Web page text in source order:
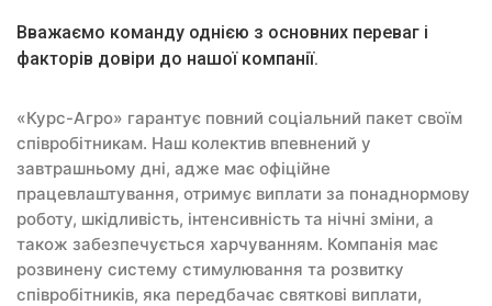
Вважаємо команду однією з основних переваг і
факторів довіри до нашої компанії.
«Курс-Агро» гарантує повний соціальний пакет своїм
співробітникам. Наш колектив впевнений у
завтрашньому дні, адже має офіційне
працевлаштування, отримує виплати за понаднормову
роботу, шкідливість, інтенсивність та нічні зміни, а
також забезпечується харчуванням. Компанія має
розвинену систему стимулювання та розвитку
співробітників, яка передбачає святкові виплати,